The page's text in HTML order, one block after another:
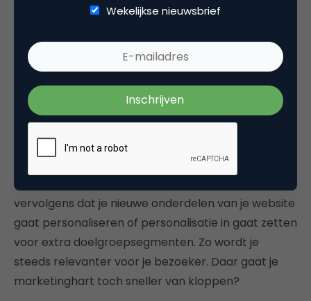
op het gebied van personalisatie nog veel meer
mogelijk. De richtingen en voorbeelden zijn vooral
bedoeld om je aan de slag te laten gaan met
personalisatie. Voor wie er meer over wil weten, is
meer informatie.
Begin vooral. Begin klein en eenvoudig. Zorg
vervolgens dat je nieuwe onderdelen van je website
gaat personaliseren of personalisatie in gaat zetten
voor extra doelgroepsegmenten. Zo wordt je
steeds relevanter voor je bezoeker. Daar gaat je
marketinghart toch sneller van kloppen?
Wekelijkse nieuwsbrief